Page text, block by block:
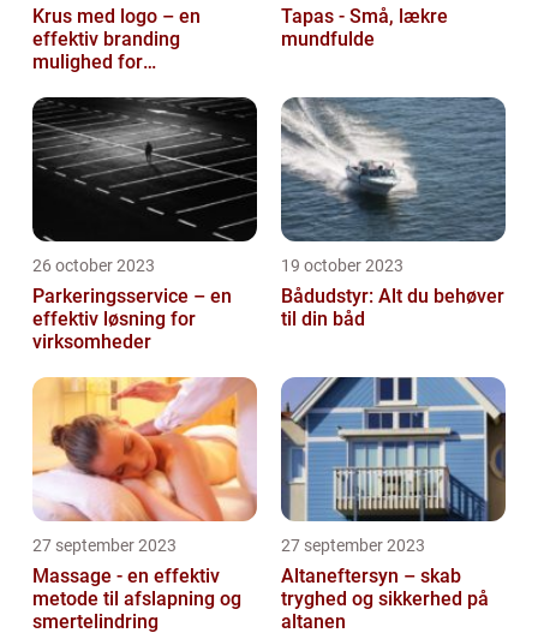
Krus med logo – en
effektiv branding
mulighed for
Tapas - Små, lækre
mundfulde
26 october 2023
Parkeringsservice – en
effektiv løsning for
virksomheder
19 october 2023
Bådudstyr: Alt du behøver
til din båd
27 september 2023
Massage - en effektiv
metode til afslapning og
smertelindring
27 september 2023
Altaneftersyn – skab
tryghed og sikkerhed på
altanen